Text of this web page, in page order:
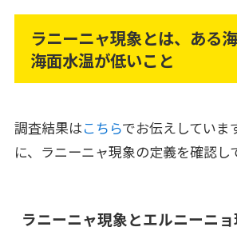
ラニーニャ現象とは、ある
海面水温が低いこと
調査結果はこちらでお伝えしていま
に、ラニーニャ現象の定義を確認し
ラニーニャ現象とエルニーニ